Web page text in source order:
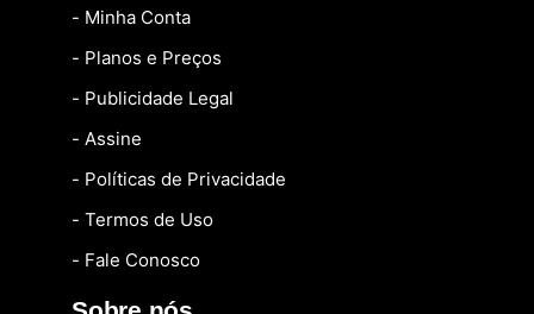
- Minha Conta
- Planos e Preços
- Publicidade Legal
- Assine
- Políticas de Privacidade
- Termos de Uso
- Fale Conosco